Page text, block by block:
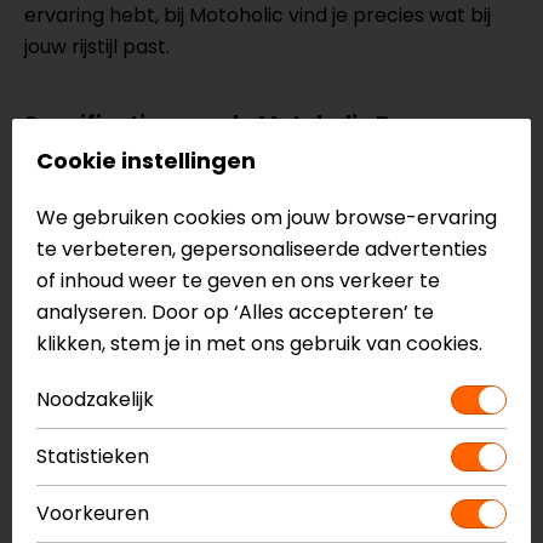
ervaring hebt, bij Motoholic vind je precies wat bij
jouw rijstijl past.
Specificaties van de Motoholic Bran
Mid-season motorhandschoenen
Harde TPU knokkelprotector
Handpalmbeschermer
Schuim op vingers, handpalm en onder
knokkelprotector
Perfect Grip op handpalm
Treklipje
CE level 1 KP
Meer informatie nodig?
Cookie instellingen
We gebruiken cookies om jouw browse-ervaring
te verbeteren, gepersonaliseerde advertenties
of inhoud weer te geven en ons verkeer te
analyseren. Door op ‘Alles accepteren’ te
klikken, stem je in met ons gebruik van cookies.
Noodzakelijk
Statistieken
Voorkeuren